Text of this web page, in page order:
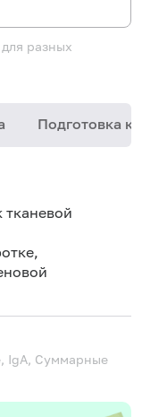
разных
Подготовка к
тканевой
IgA, Суммарные